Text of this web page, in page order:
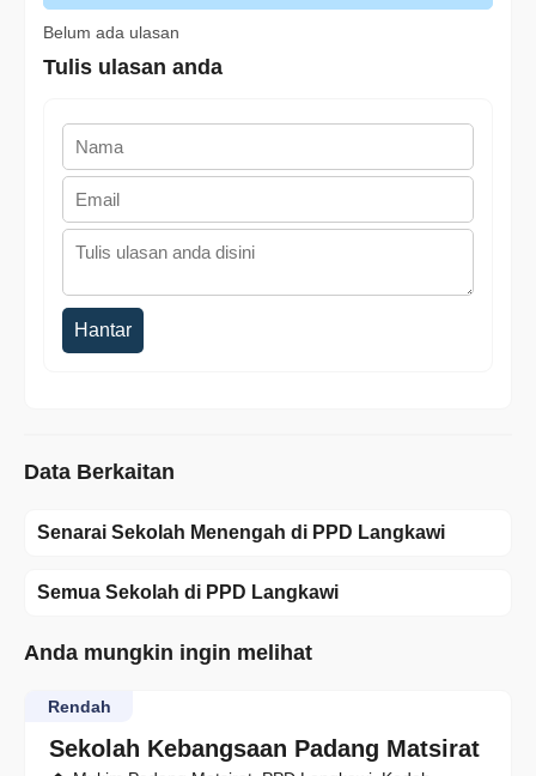
Belum ada ulasan
Tulis ulasan anda
Hantar
Data Berkaitan
Senarai Sekolah Menengah di PPD Langkawi
Semua Sekolah di PPD Langkawi
Anda mungkin ingin melihat
Sekolah Kebangsaan Padang Matsirat
Rendah